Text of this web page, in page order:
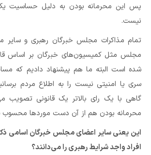
پس این محرمانه بودن به دلیل حساسیت
نیست.
تمام مذاکرات مجلس خبرگان رهبری و سایر
مجلس مثل کمیسیون‌های خبرگان بر اساس
شده است البته ما هم پیشنهاد دادیم که
سری یا امنیتی نیست را به اطلاع مردم
گاهی با یک رای بالاتر یک قانونی تصویب
محرمانه بودن هم از آن دست موردها محسوب
این یعنی سایر اعضای مجلس خبرگان اسامی
افراد واجد شرایط رهبری را می‌دانند؟